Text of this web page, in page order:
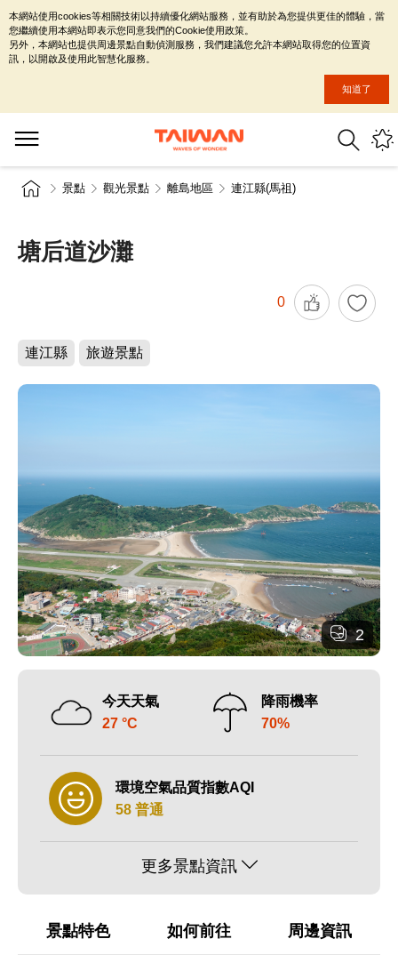
景點 觀光景點 離島地區 連江縣(馬祖)
塘后道沙灘
0
連江縣 旅遊景點
2
今天天氣
27 °C
降雨機率
70%
環境空氣品質指數AQI
58 普通
更多景點資訊
景點特色 如何前往 周邊資訊
本網站使用cookies等相關技術以持續優化網站服務，並有助於為您提供更佳的體驗，當
您繼續使用本網站即表示您同意我們的Cookie使用政策。
另外，本網站也提供周邊景點自動偵測服務，我們建議您允許本網站取得您的位置資
訊，以開啟及使用此智慧化服務。
知道了